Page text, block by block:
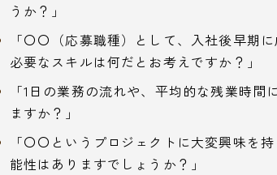
うか？」
「〇〇（応募職種）として、入社後早期
必要なスキルは何だとお考えですか？」
「1日の業務の流れや、平均的な残業時
ますか？」
「〇〇というプロジェクトに大変興味を
能性はありますでしょうか？」